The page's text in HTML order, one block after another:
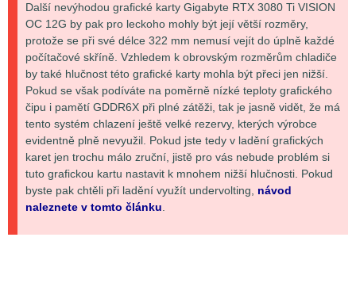
Další nevýhodou grafické karty Gigabyte RTX 3080 Ti VISION
OC 12G by pak pro leckoho mohly být její větší rozměry,
protože se při své délce 322 mm nemusí vejít do úplně každé
počítačové skříně. Vzhledem k obrovským rozměrům chladiče
by také hlučnost této grafické karty mohla být přeci jen nižší.
Pokud se však podíváte na poměrně nízké teploty grafického
čipu i pamětí GDDR6X při plné zátěži, tak je jasně vidět, že má
tento systém chlazení ještě velké rezervy, kterých výrobce
evidentně plně nevyužil. Pokud jste tedy v ladění grafických
karet jen trochu málo zruční, jistě pro vás nebude problém si
tuto grafickou kartu nastavit k mnohem nižší hlučnosti. Pokud
byste pak chtěli při ladění využít undervolting, návod
naleznete v tomto článku